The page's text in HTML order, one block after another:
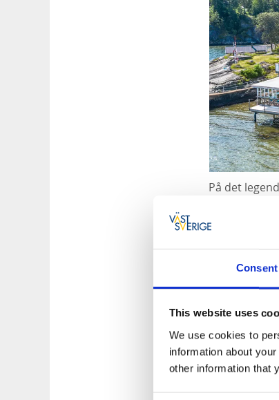
Consent
This website uses
We use cookies to
information about
other information that
På det
artisteliten
Biggles!
Les mer
Intime